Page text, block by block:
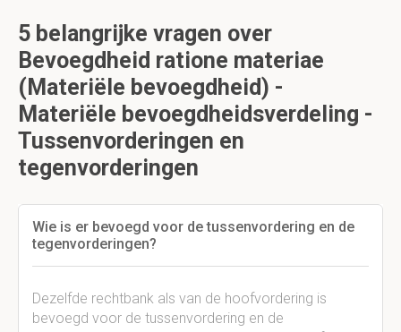
5 belangrijke vragen over
Bevoegdheid ratione materiae
(Materiële bevoegdheid) -
Materiële bevoegdheidsverdeling -
Tussenvorderingen en
tegenvorderingen
Wie is er bevoegd voor de tussenvordering en de
tegenvorderingen?
Dezelfde rechtbank als van de hoofvordering is
bevoegd voor de tussenvordering en de